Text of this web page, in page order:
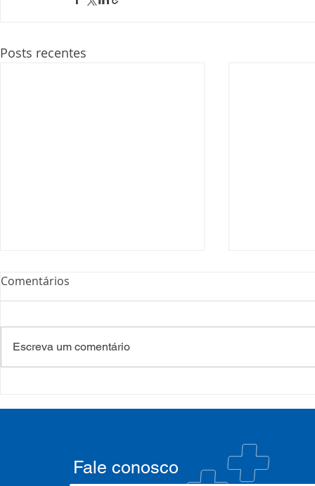
Posts recentes
formação sobre saúde
crise climática
SETEC,
CIB/RS
Comentários
Escreva um comentário
Fale conosco